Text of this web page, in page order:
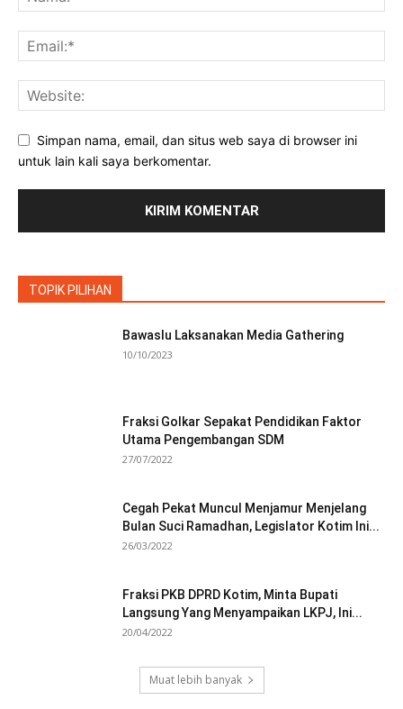
Simpan nama, email, dan situs web saya di browser ini
untuk lain kali saya berkomentar.
TOPIK PILIHAN
Bawaslu Laksanakan Media Gathering
10/10/2023
Fraksi Golkar Sepakat Pendidikan Faktor
Utama Pengembangan SDM
27/07/2022
Cegah Pekat Muncul Menjamur Menjelang
Bulan Suci Ramadhan, Legislator Kotim Ini...
26/03/2022
Fraksi PKB DPRD Kotim, Minta Bupati
Langsung Yang Menyampaikan LKPJ, Ini...
20/04/2022
Muat lebih banyak